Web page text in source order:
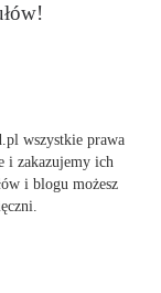
wszystkie prawa
i zakazujemy ich
i blogu możesz